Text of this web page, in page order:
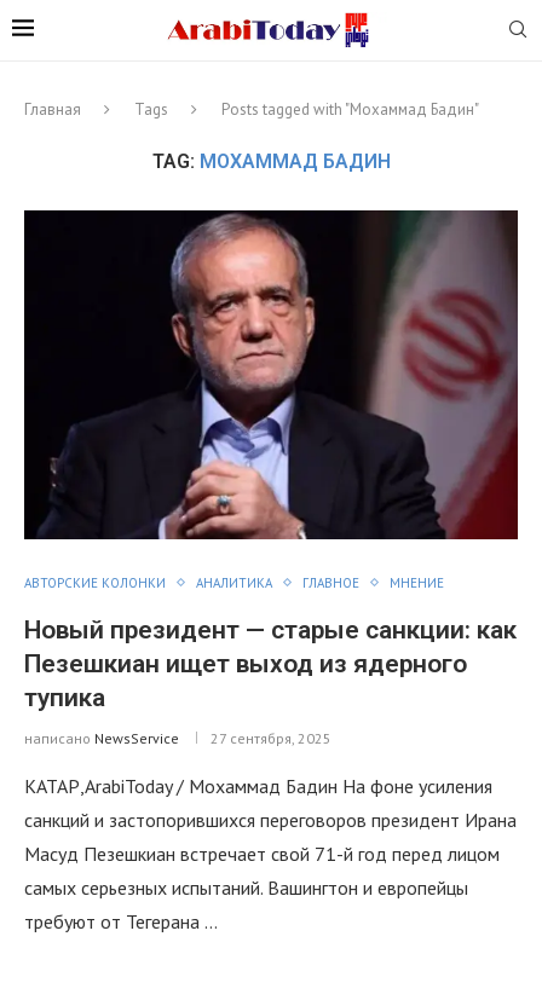
Главная Tags Posts tagged with "Мохаммад Бадин"
TAG: МОХАММАД БАДИН
АВТОРСКИЕ КОЛОНКИ АНАЛИТИКА ГЛАВНОЕ МНЕНИЕ
Новый президент — старые санкции: как
Пезешкиан ищет выход из ядерного
тупика
написано NewsService 27 сентября, 2025
КАТАР,ArabiToday / Мохаммад Бадин На фоне усиления
санкций и застопорившихся переговоров президент Ирана
Масуд Пезешкиан встречает свой 71-й год перед лицом
самых серьезных испытаний. Вашингтон и европейцы
требуют от Тегерана …